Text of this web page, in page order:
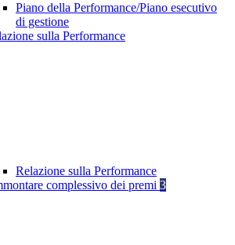
Piano della Performance/Piano esecutivo
di gestione
sulla Performance
Relazione sulla Performance
complessivo dei premi 3